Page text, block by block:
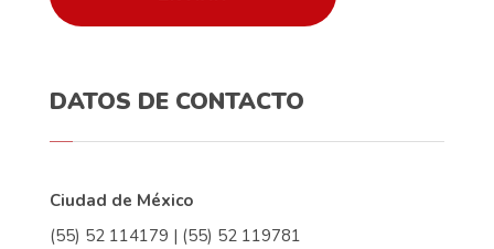
DATOS DE CONTACTO
Ciudad de México
(55) 52 114179 | (55) 52 119781